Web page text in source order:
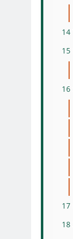
14
15
16
17
18